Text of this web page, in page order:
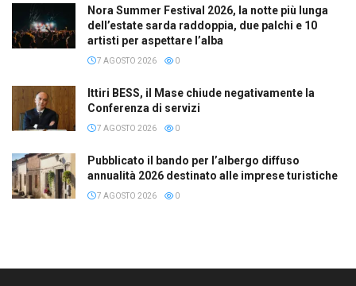
Nora Summer Festival 2026, la notte più lunga
dell’estate sarda raddoppia, due palchi e 10
artisti per aspettare l’alba
7 AGOSTO 2026 0
Ittiri BESS, il Mase chiude negativamente la
Conferenza di servizi
7 AGOSTO 2026 0
Pubblicato il bando per l’albergo diffuso
annualità 2026 destinato alle imprese turistiche
7 AGOSTO 2026 0